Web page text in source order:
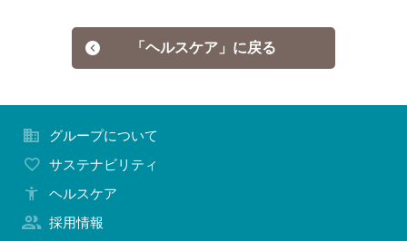
「ヘルスケア」に戻る
グループについて
サステナビリティ
ヘルスケア
採用情報